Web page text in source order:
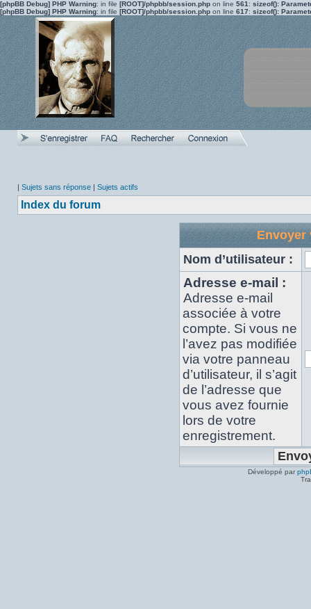
[phpBB Debug] PHP Warning: in file [ROOT]/phpbb/session.php on line 561 : sizeof():
[phpBB Debug] PHP Warning: in file [ROOT]/phpbb/session.php on line 617: sizeof():
| Sujets sans réponse | Sujets actifs
Index du forum
Envoyer
Nom d’utilisateur :
Adresse e-mail :
Adresse e-mail
associée à votre
compte. Si vous ne
l’avez pas modifiée
via votre panneau
d’utilisateur, il s’agit
de l’adresse que
vous avez fournie
lors de votre
enregistrement.
Développé par